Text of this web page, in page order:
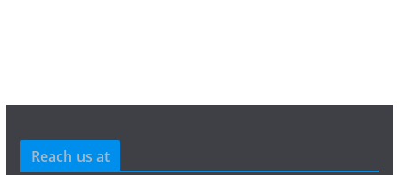
Reach us at